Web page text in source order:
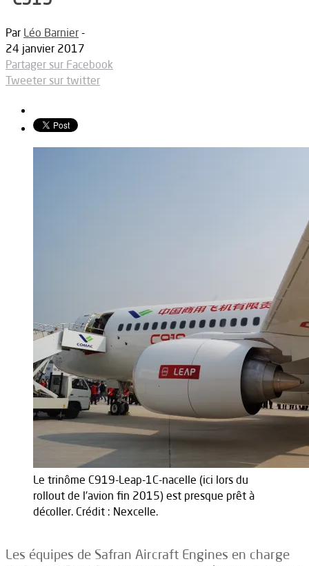
Par Léo Barnier -
24 janvier 2017
Partager sur Facebook
Tweeter sur twitter
Le trinôme C919-Leap-1C-nacelle (ici lors du
rollout de l'avion fin 2015) est presque prêt à
décoller. Crédit : Nexcelle.
Les équipes de Safran Aircraft Engines en charge